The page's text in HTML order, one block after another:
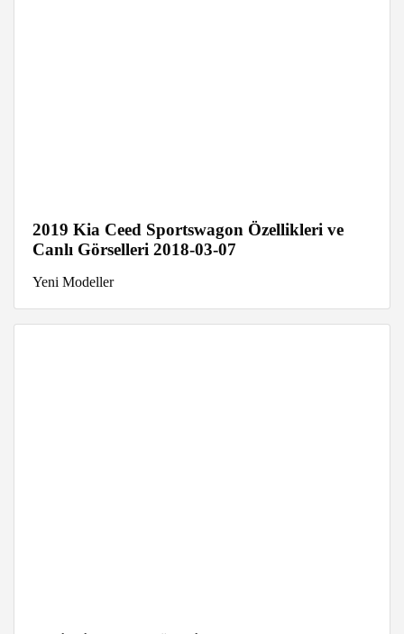
2019 Kia Ceed Sportswagon Özellikleri ve
Canlı Görselleri 2018-03-07
Yeni Modeller